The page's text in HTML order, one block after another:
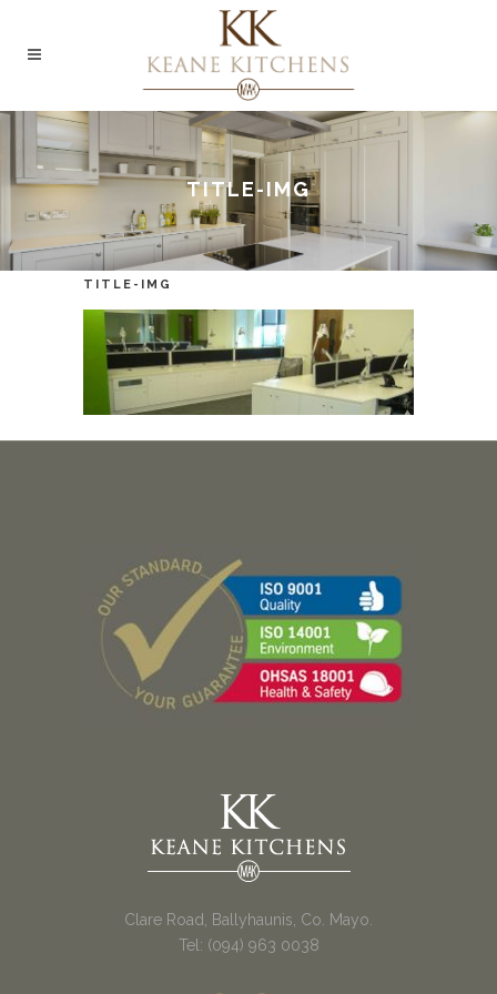
TITLE-IMG
TITLE-IMG
Clare Road, Ballyhaunis, Co. Mayo.
Tel: (094) 963 0038